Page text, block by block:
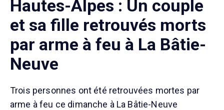
Hautes-Alpes : Un couple
et sa fille retrouvés morts
par arme à feu à La Bâtie-
Neuve
Trois personnes ont été retrouvées mortes par
arme à feu ce dimanche à La Bâtie-Neuve